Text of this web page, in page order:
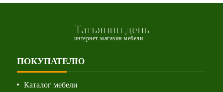
Татьянин день
интернет-магазин мебели
ПОКУПАТЕЛЮ
Каталог мебели